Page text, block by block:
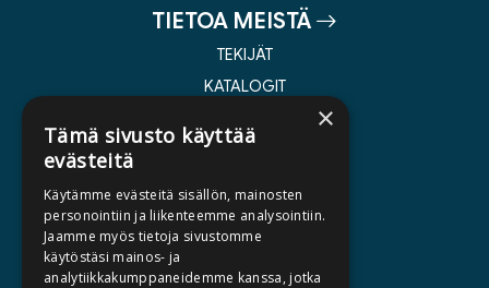
TIETOA MEISTÄ
TEKIJÄT
KATALOGIT
KIRJA TILAUSTYÖNÄ
MEDIALLE
LASKUTUSOSOITTEET
×
Tämä sivusto käyttää
evästeitä
Käytämme evästeitä sisällön, mainosten
personointiin ja liikenteemme analysointiin.
Jaamme myös tietoja sivustomme
käytöstäsi mainos- ja
analytiikkakumppaneidemme kanssa, jotka